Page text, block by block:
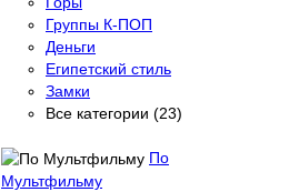
Группы К-ПОП
Деньги
Египетский стиль
Замки
Все категории (23)
По
Мультфильму